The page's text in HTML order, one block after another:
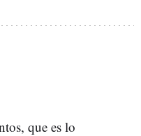
que es lo